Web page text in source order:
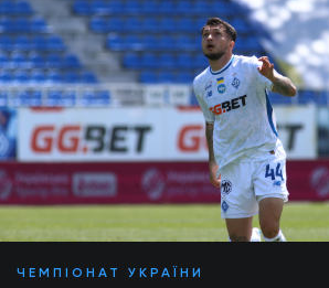
ЧЕМПІОНАТ УКРАЇНИ